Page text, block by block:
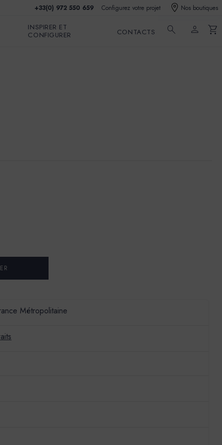
+33(0) 972 550 659 Configurez votre projet Nos boutiques
INSPIRER ET
CONFIGURER
CONTACTS search person shopping_cart
Métropolitaine